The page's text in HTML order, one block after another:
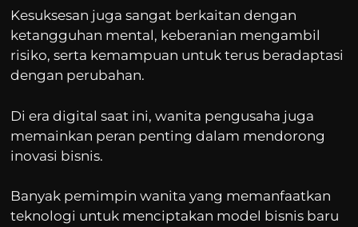
Kesuksesan juga sangat berkaitan dengan
ketangguhan mental, keberanian mengambil
risiko, serta kemampuan untuk terus beradaptasi
dengan perubahan.
Di era digital saat ini, wanita pengusaha juga
memainkan peran penting dalam mendorong
inovasi bisnis.
Banyak pemimpin wanita yang memanfaatkan
teknologi untuk menciptakan model bisnis baru